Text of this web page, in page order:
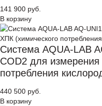
141 900 руб.
В корзину
Система AQUA-LAB
COD2 для
потребления
440 500 руб.
В корзину